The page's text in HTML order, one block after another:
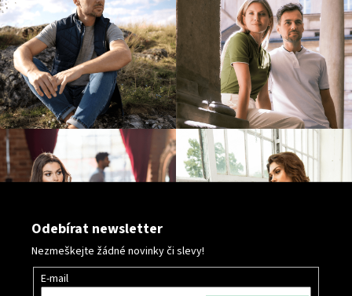
Odebírat newsletter
Nezmeškejte žádné novinky či slevy!
E-mail